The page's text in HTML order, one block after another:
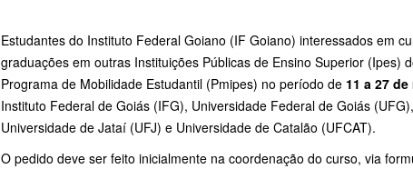
Estudantes do Instituto Federal Goiano (IF Goiano) interessados em
graduações em outras Instituições Públicas de Ensino Superior (Ipes)
Programa de Mobilidade Estudantil (Pmipes) no período de 11 a 27 de
Instituto Federal de Goiás (IFG), Universidade Federal de Goiás
Universidade de Jataí (UFJ) e Universidade de Catalão (UFCAT).
O pedido deve ser feito inicialmente na coordenação do curso, via